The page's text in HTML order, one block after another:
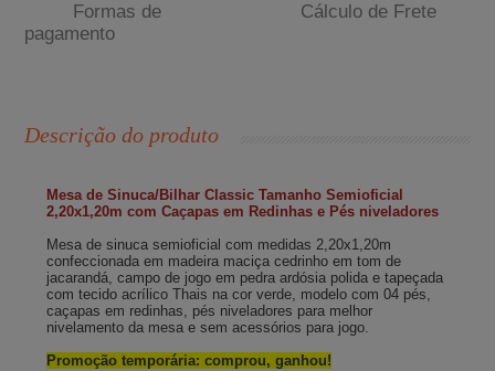
Formas de
pagamento
Cálculo de Frete
Descrição do produto
Mesa de Sinuca/Bilhar ClassicTamanho Semioficial
2,20x1,20m com Caçapas em Redinhas e Pés niveladores
Mesa de sinuca semioficial com medidas 2,20x1,20m
confeccionada em madeira maciça cedrinho em tom de
jacarandá, campo de jogo em pedra ardósia polida e tapeçada
com tecido acrílico Thais na cor verde, modelo com 04 pés,
caçapas em redinhas, pés niveladores para melhor
nivelamento da mesa e sem acessórios para jogo.
Promoção temporária: comprou, ganhou!